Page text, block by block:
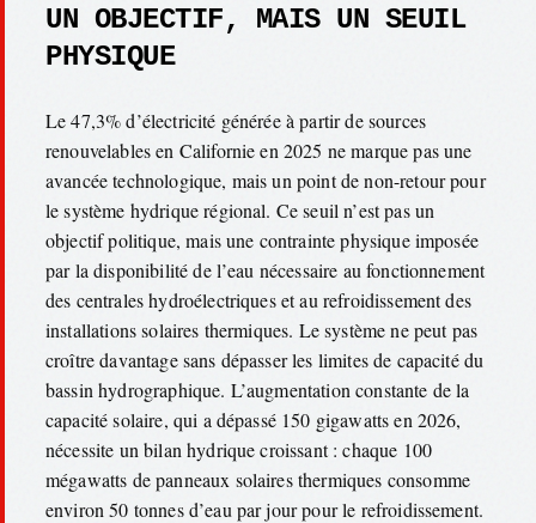
UN OBJECTIF, MAIS UN SEUIL
PHYSIQUE
Le 47,3% d’électricité générée à partir de sources
renouvelables en Californie en 2025 ne marque pas une
avancée technologique, mais un point de non-retour pour
le système hydrique régional. Ce seuil n’est pas un
objectif politique, mais une contrainte physique imposée
par la disponibilité de l’eau nécessaire au fonctionnement
des centrales hydroélectriques et au refroidissement des
installations solaires thermiques. Le système ne peut pas
croître davantage sans dépasser les limites de capacité du
bassin hydrographique. L’augmentation constante de la
capacité solaire, qui a dépassé 150 gigawatts en 2026,
nécessite un bilan hydrique croissant : chaque 100
mégawatts de panneaux solaires thermiques consomme
environ 50 tonnes d’eau par jour pour le refroidissement.